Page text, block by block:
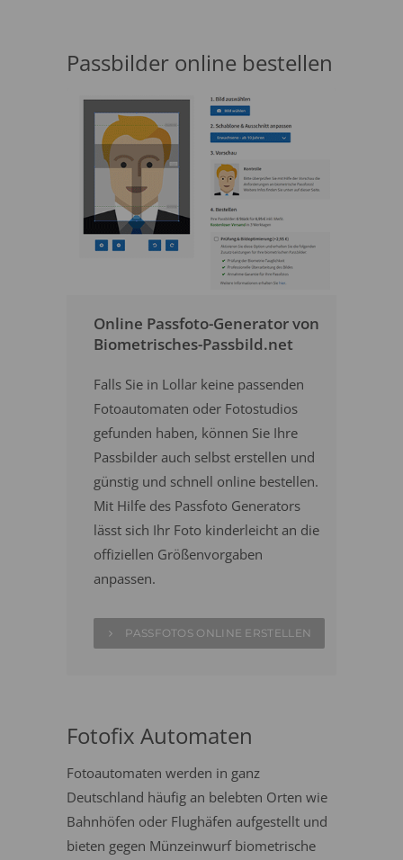
Passbilder online bestellen
Online Passfoto-Generator von
Biometrisches-Passbild.net
Falls Sie in Lollar keine passenden
Fotoautomaten oder Fotostudios
gefunden haben, können Sie Ihre
Passbilder auch selbst erstellen und
günstig und schnell online bestellen.
Mit Hilfe des Passfoto Generators
lässt sich Ihr Foto kinderleicht an die
offiziellen Größenvorgaben
anpassen.
PASSFOTOS ONLINE ERSTELLEN
Fotofix Automaten
Fotoautomaten werden in ganz
Deutschland häufig an belebten Orten wie
Bahnhöfen oder Flughäfen aufgestellt und
bieten gegen Münzeinwurf biometrische